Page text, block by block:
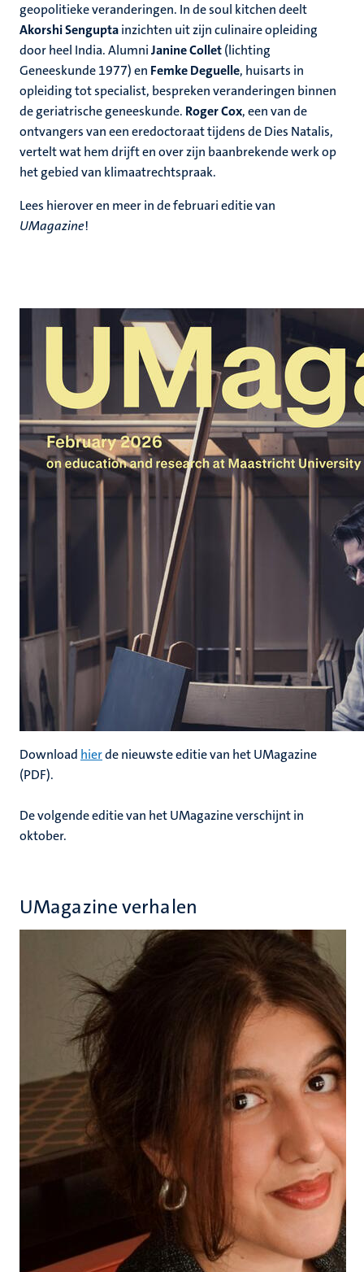
geopolitieke veranderingen. In de soul kitchen deelt
Akorshi Senguptainzichten uit zijn culinaire opleiding
door heel India. AlumniJanine Collet(lichting
Geneeskunde 1977) en Femke Deguelle, huisarts in
opleiding tot specialist, bespreken veranderingen binnen
de geriatrische geneeskunde. Roger Cox, een van de
ontvangers van een eredoctoraat tijdens de Dies Natalis,
vertelt wat hem drijft en over zijn baanbrekende werk op
het gebied van klimaatrechtspraak.
Lees hierover en meer in de februari editie van
UMagazine!
Download hierde nieuwste editie van het UMagazine
(PDF).
De volgende editie van het UMagazine verschijnt in
oktober.
UMagazine verhalen